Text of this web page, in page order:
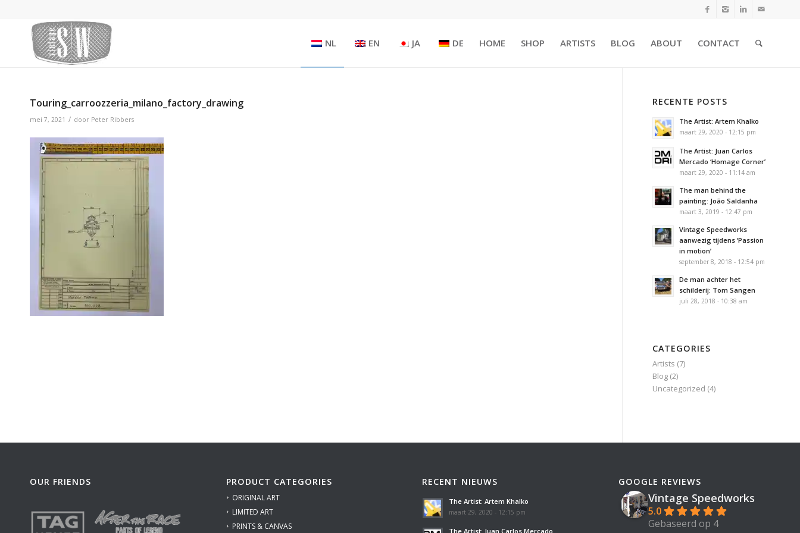
NL EN JA DE HOME SHOP ARTISTS BLOG ABOUT CONTACT
Touring_carroozzeria_milano_factory_drawing
mei 7, 2021 / door Peter Ribbers
RECENTE POSTS
The Artist: Artem Khalko
maart 29, 2020 - 12:15 pm
The Artist: Juan Carlos
Mercado ‘Homage Corner’
maart 29, 2020 - 11:14 am
The man behind the
painting: João Saldanha
maart 3, 2019 - 12:47 pm
Vintage Speedworks
aanwezig tijdens ‘Passion
in motion’
september 8, 2018 - 12:54 pm
De man achter het
schilderij: Tom Sangen
juli 28, 2018 - 10:38 am
CATEGORIES
Artists (7)
Blog (2)
Uncategorized (4)
OUR FRIENDS PRODUCT CATEGORIES
ORIGINAL ART
LIMITED ART
PRINTS & CANVAS
RECENT NIEUWS
The Artist: Artem Khalko
maart 29, 2020 - 12:15 pm
The Artist: Juan Carlos Mercado
GOOGLE REVIEWS
Vintage Speedworks
5.0
Gebaseerd op 4